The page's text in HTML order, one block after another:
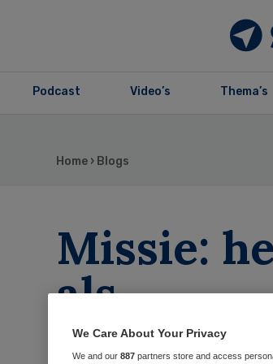
Podcast Video’s Thema’s
Home › Blogs
Missie:
als
We Care About Your Privacy
We and our 887 partners store and access